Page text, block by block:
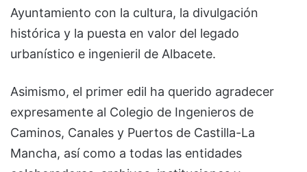
Ayuntamiento con la cultura, la divulgación
histórica y la puesta en valor del legado
urbanístico e ingenieril de Albacete.
Asimismo, el primer edil ha querido agradecer
expresamente al Colegio de Ingenieros de
Caminos, Canales y Puertos de Castilla-La
Mancha, así como a todas las entidades